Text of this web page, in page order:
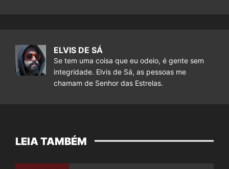
ELVIS DE SÁ
Se tem uma coisa que eu odeio, é gente sem
integridade. Elvis de Sá, as pessoas me
chamam de Senhor das Estrelas.
LEIA TAMBÉM